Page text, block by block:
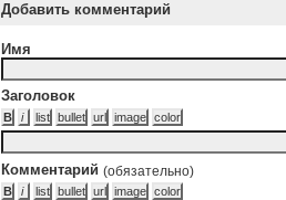
Добавить комментарий
Имя
Заголовок
Комментарий (обязательно)